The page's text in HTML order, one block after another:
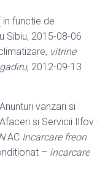
in functie de
Sibiu, 2015-08-06
vitrine
, 2012-09-13
vanzari si
si Servicii Ilfov ·
AC Incarcare freon
– incarcare